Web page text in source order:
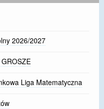
2026/2027
Liga Matematyczna